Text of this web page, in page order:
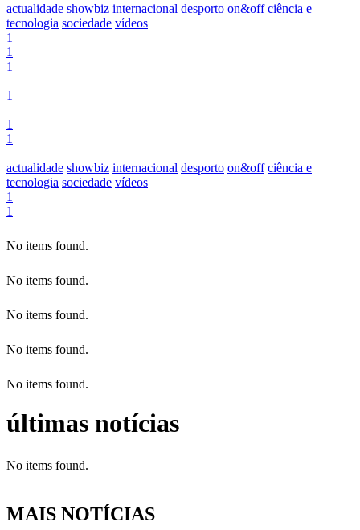
actualidade showbiz internacional desporto on&off ciência e
tecnologia sociedade vídeos
1
1
1
1
1
1
actualidade showbiz internacional desporto on&off ciência e
tecnologia sociedade vídeos
1
1
No items found.
No items found.
No items found.
No items found.
No items found.
últimas notícias
No items found.
MAIS NOTÍCIAS